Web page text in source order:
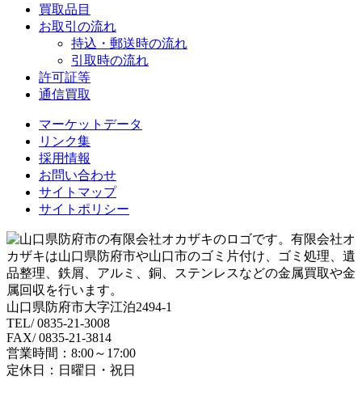
買取品目
お取引の流れ
持込・郵送時の流れ
引取時の流れ
許可証等
通信買取
マーケットデータ
リンク集
採用情報
お問い合わせ
サイトマップ
サイトポリシー
山口県防府市大字江泊2494-1
TEL/ 0835-21-3008
FAX/ 0835-21-3814
営業時間：8:00～17:00
定休日：日曜日・祝日